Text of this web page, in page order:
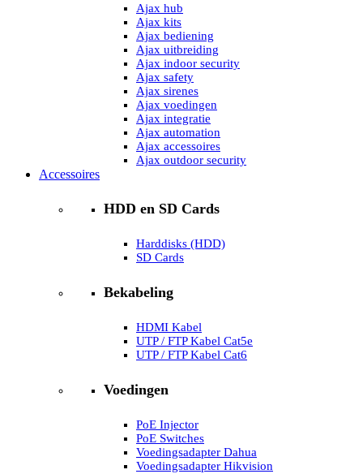
Ajax hub
Ajax kits
Ajax bediening
Ajax uitbreiding
Ajax indoor security
Ajax safety
Ajax sirenes
Ajax voedingen
Ajax integratie
Ajax automation
Ajax accessoires
Ajax outdoor security
Accessoires
HDD en SD Cards
Harddisks (HDD)
SD Cards
Bekabeling
HDMI Kabel
UTP / FTP Kabel Cat5e
UTP / FTP Kabel Cat6
Voedingen
PoE Injector
PoE Switches
Voedingsadapter Dahua
Voedingsadapter Hikvision